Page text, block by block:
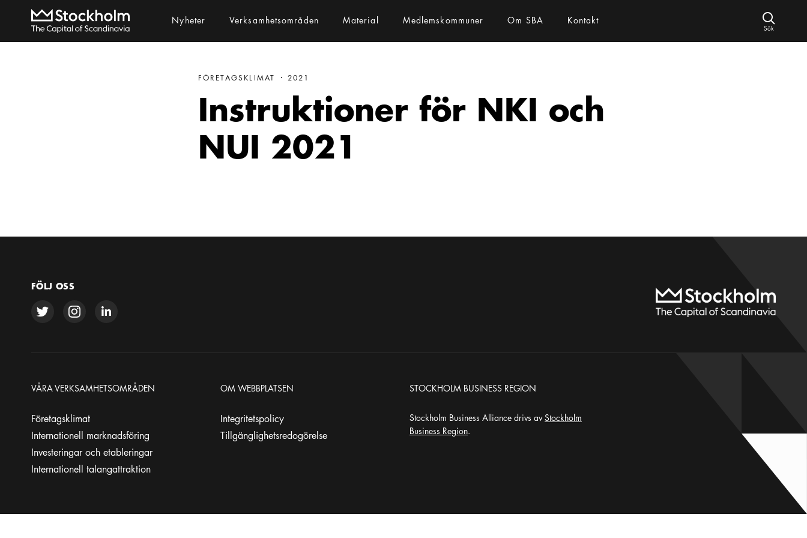
Nyheter Verksamhetsområden Material Medlemskommuner Om SBA Kontakt
Sök
FÖRETAGSKLIMAT 2021
Instruktioner för NKI och
NUI 2021
FÖLJ OSS
VÅRA VERKSAMHETSOMRÅDEN
Företagsklimat
Internationell marknadsföring
Investeringar och etableringar
Internationell talangattraktion
OM WEBBPLATSEN
Integritetspolicy
Tillgänglighetsredogörelse
STOCKHOLM BUSINESS REGION
Stockholm Business Alliance drivs avStockholm
Business Region.